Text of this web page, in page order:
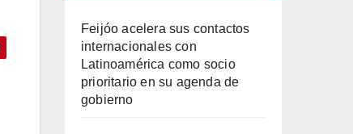
Feijóo acelera sus contactos
internacionales con
Latinoamérica como socio
prioritario en su agenda de
gobierno